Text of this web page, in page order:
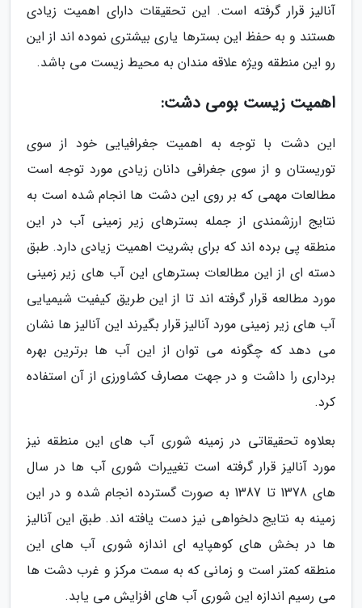
آنالیز قرار گرفته است. این تحقیقات دارای اهمیت زیادی
هستند و به حفظ این بسترها یاری بیشتری نموده اند از این
رو این منطقه ویژه علاقه مندان به محیط زیست می باشد.
اهمیت زیست بومی دشت:
این دشت با توجه به اهمیت جغرافیایی خود از سوی
توریستان و از سوی جغرافی دانان زیادی مورد توجه است
مطالعات مهمی که بر روی این دشت ها انجام شده است به
نتایج ارزشمندی از جمله بسترهای زیر زمینی آب در این
منطقه پی برده اند که برای بشریت اهمیت زیادی دارد. طبق
دسته ای از این مطالعات بسترهای این آب های زیر زمینی
مورد مطالعه قرار گرفته اند تا از این طریق کیفیت شیمیایی
آب های زیر زمینی مورد آنالیز قرار بگیرند این آنالیز ها نشان
می دهد که چگونه می توان از این آب ها برترین بهره
برداری را داشت و در جهت مصارف کشاورزی از آن استفاده
کرد.
بعلاوه تحقیقاتی در زمینه شوری آب های این منطقه نیز
مورد آنالیز قرار گرفته است تغییرات شوری آب ها در سال
های 1378 تا 1387 به صورت گسترده انجام شده و در این
زمینه به نتایج دلخواهی نیز دست یافته اند. طبق این آنالیز
ها در بخش های کوهپایه ای اندازه شوری آب های این
منطقه کمتر است و زمانی که به سمت مرکز و غرب دشت ها
می رسیم اندازه این شوری آب های افزایش می یابد.